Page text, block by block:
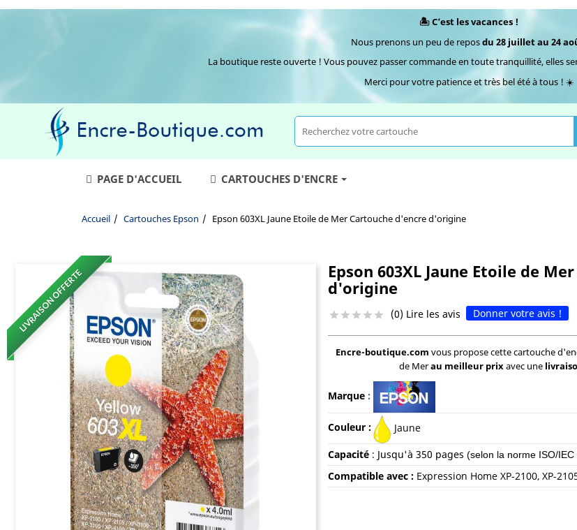
🏝️ C’est les vacances !
Nous prenons un peu de reposdu 28 juillet au 24
La boutique reste ouverte ! Vous pouvez passer commande en toute tranquillité, elles
Merci pour votre patience et très bel été à tous ! ☀️
PAGE D'ACCUEIL CARTOUCHES D'ENCRE
Accueil Cartouches Epson Epson 603XL Jaune Etoile de Mer Cartouche d'encre d'origine
LIVRAISON OFFERTE
Epson 603XL Jaune Etoile de
d'origine
     (0) Lire les avis Donner votre avis !
Encre-boutique.com vous propose cette cartouche
de Merau meilleur prix avec une
Marque:
Couleur : Jaune
Capacité: Jusqu'à 350 pages (selon la norme ISO/IEC
Compatible avec : Expression Home XP-2100, XP-